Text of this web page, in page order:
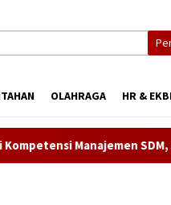
OLAHRAGA HR &
SDM, Asesi Didorong